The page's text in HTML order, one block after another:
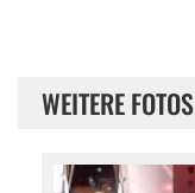
WEITERE